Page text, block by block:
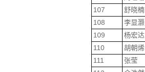
107
舒晓楠
108
李显灏
109
杨宏达
110
胡朝烯
111
张莹